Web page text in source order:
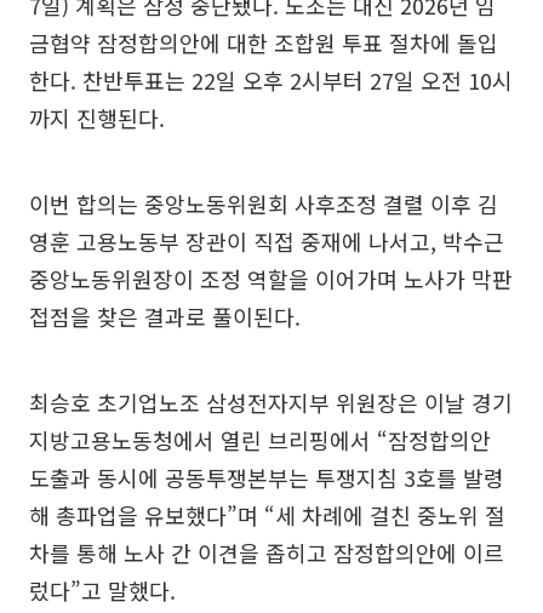
금협약 잠정합의안에 대한 조합원 투표 절차에 돌입
한다. 찬반투표는 22일 오후 2시부터 27일 오전 10시
까지 진행된다.
이번 합의는 중앙노동위원회 사후조정 결렬 이후 김
영훈 고용노동부 장관이 직접 중재에 나서고, 박수근
중앙노동위원장이 조정 역할을 이어가며 노사가 막판
접점을 찾은 결과로 풀이된다.
최승호 초기업노조 삼성전자지부 위원장은 이날 경기
지방고용노동청에서 열린 브리핑에서 “잠정합의안
도출과 동시에 공동투쟁본부는 투쟁지침 3호를 발령
해 총파업을 유보했다”며 “세 차례에 걸친 중노위 절
차를 통해 노사 간 이견을 좁히고 잠정합의안에 이르
렀다”고 말했다.